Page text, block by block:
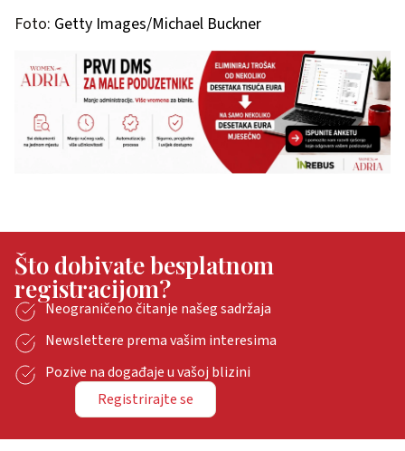
Foto: Getty Images/Michael Buckner
Što dobivate besplatnom
registracijom?
Neograničeno čitanje našeg sadržaja
Newslettere prema vašim interesima
Pozive na događaje u vašoj blizini
Registrirajte se